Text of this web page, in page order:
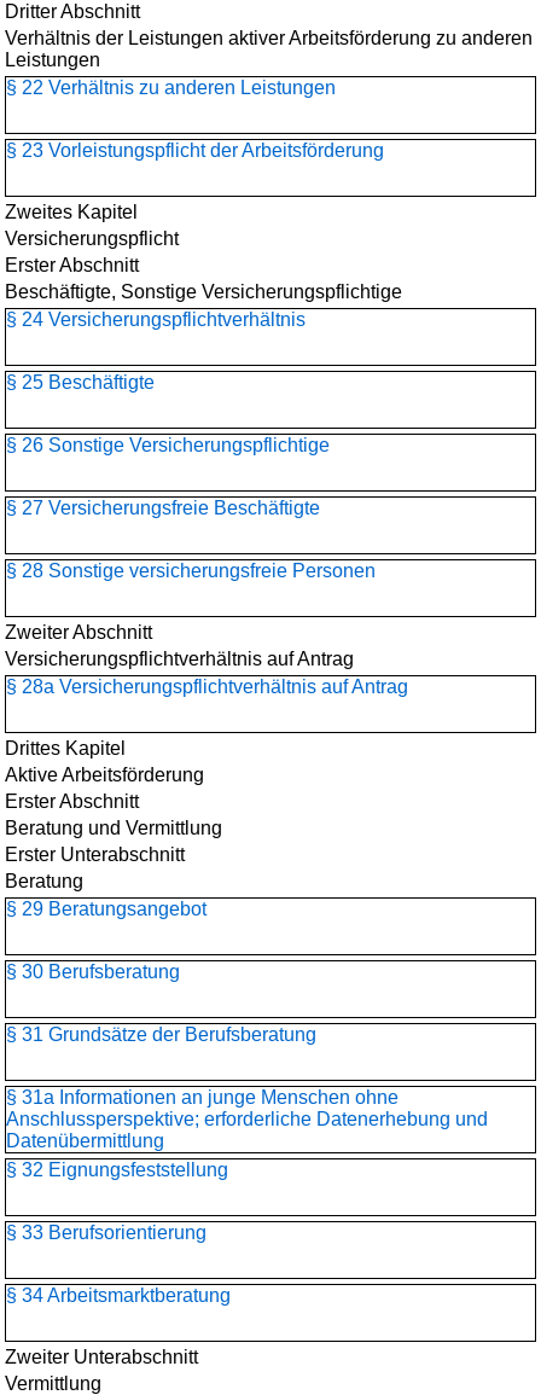
Dritter Abschnitt
Verhältnis der Leistungen aktiver Arbeitsförderung zu anderen
Leistungen
§ 22 Verhältnis zu anderen Leistungen
§ 23 Vorleistungspflicht der Arbeitsförderung
Zweites Kapitel
Versicherungspflicht
Erster Abschnitt
Beschäftigte, Sonstige Versicherungspflichtige
§ 24 Versicherungspflichtverhältnis
§ 25 Beschäftigte
§ 26 Sonstige Versicherungspflichtige
§ 27 Versicherungsfreie Beschäftigte
§ 28 Sonstige versicherungsfreie Personen
Zweiter Abschnitt
Versicherungspflichtverhältnis auf Antrag
§ 28a Versicherungspflichtverhältnis auf Antrag
Drittes Kapitel
Aktive Arbeitsförderung
Erster Abschnitt
Beratung und Vermittlung
Erster Unterabschnitt
Beratung
§ 29 Beratungsangebot
§ 30 Berufsberatung
§ 31 Grundsätze der Berufsberatung
§ 31a Informationen an junge Menschen ohne
Anschlussperspektive; erforderliche Datenerhebung und
Datenübermittlung
§ 32 Eignungsfeststellung
§ 33 Berufsorientierung
§ 34 Arbeitsmarktberatung
Zweiter Unterabschnitt
Vermittlung